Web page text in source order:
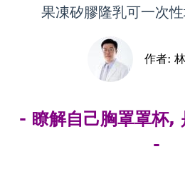
果凍矽膠隆乳可一次
作者:
- 瞭解自己胸罩罩杯,
-